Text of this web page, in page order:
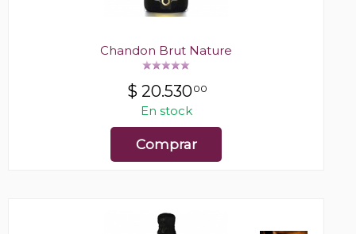
Chandon Brut Nature
$ 20.53000
En stock
Comprar